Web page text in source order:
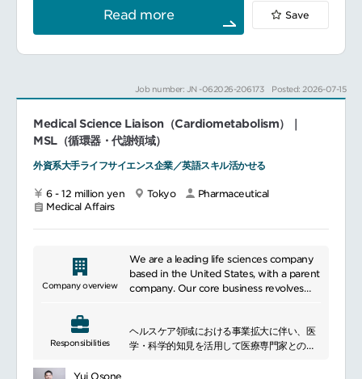
即戦力として活躍できる方を募集します。
━━━━━━━━━━━━━━━
■ポジションについて
献するためのMedical戦略を計画・実行をお
■職種の魅力
医学的エビデンスの創出・発信・浸透を通じ
ョンとしています
抜きながら実行し、成果創出まで責任を持っ
ています
患者さんの未来に貢献することを目的に、実
務とエビデンスの両面から医療の発展に寄与
━━━━━━━━━━━━━━━#spotlightjob2
Read more Save
Job number: JN -062026-206173 Posted: 2026-07-15
Medical Science Liaison（Cardiometabolism）｜
MSL（循環器・代謝領域）
外資系大手ライフサイエンス企業／英語スキル活かせる
6 - 12 million yen Tokyo
Pharmaceutical
Medical Affairs
Company overview
We are a leading life sciences company
based in the United States, with a parent
company. Our core business revolves
pharmaceuticals and vaccines. Every day,
we strive towards our mission and goals
Responsibilities
ヘルスケア領域における事業拡大に伴い、医
学・科学的知見を活用して医療専門家との関
Yui Osone